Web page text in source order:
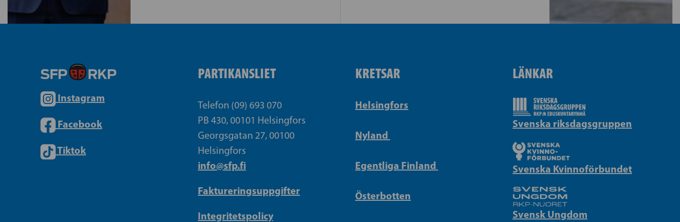
Instagram
Facebook
Tiktok
PARTIKANSLIET
Telefon (09) 693 070
PB 430, 00101 Helsingfors
Georgsgatan 27, 00100
Helsingfors
info@sfp.fi
Faktureringsuppgifter
Integritetspolicy
KRETSAR
Helsingfors
Nyland
Egentliga Finland
Österbotten
LÄNKAR
Svenska riksdagsgruppen
Svenska Kvinnoförbundet
Svensk Ungdom